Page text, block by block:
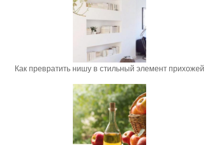
Как превратить нишу в стильный элемент прихожей